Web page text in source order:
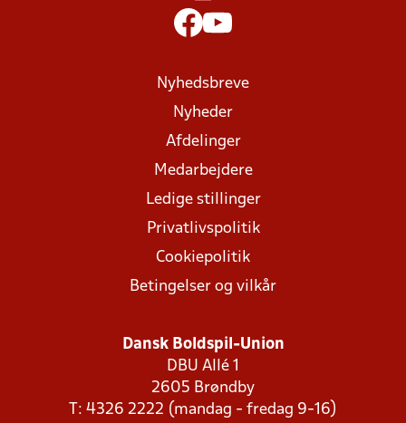
Nyhedsbreve
Nyheder
Afdelinger
Medarbejdere
Ledige stillinger
Privatlivspolitik
Cookiepolitik
Betingelser og vilkår
Dansk Boldspil-Union
DBU Allé 1
2605 Brøndby
T: 4326 2222 (mandag - fredag 9-16)